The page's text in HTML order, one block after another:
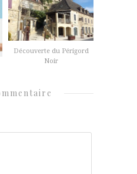
Découverte du Périgord
Noir